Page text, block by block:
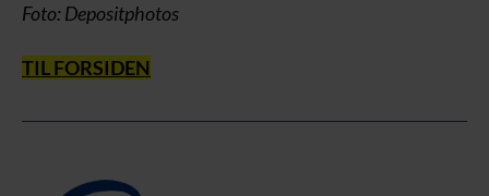
Foto: Depositphotos
TIL FORSIDEN